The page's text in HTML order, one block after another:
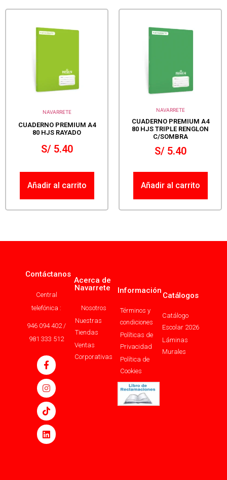
NAVARRETE
CUADERNO PREMIUM A4
80 HJS RAYADO
S/5.40
Añadir al carrito
NAVARRETE
CUADERNO PREMIUM A4
80 HJS TRIPLE RENGLON
C/SOMBRA
S/5.40
Añadir al carrito
Contáctanos
Central
telefónica :
946 094 402 /
981 333 512
Acerca de
Navarrete
Nosotros
Nuestras
Tiendas
Ventas
Corporativas
Información
Términos y
condiciones
Políticas de
Privacidad
Política de
Cookies
Catálogos
Catálogo
Escolar 2026
Láminas
Murales